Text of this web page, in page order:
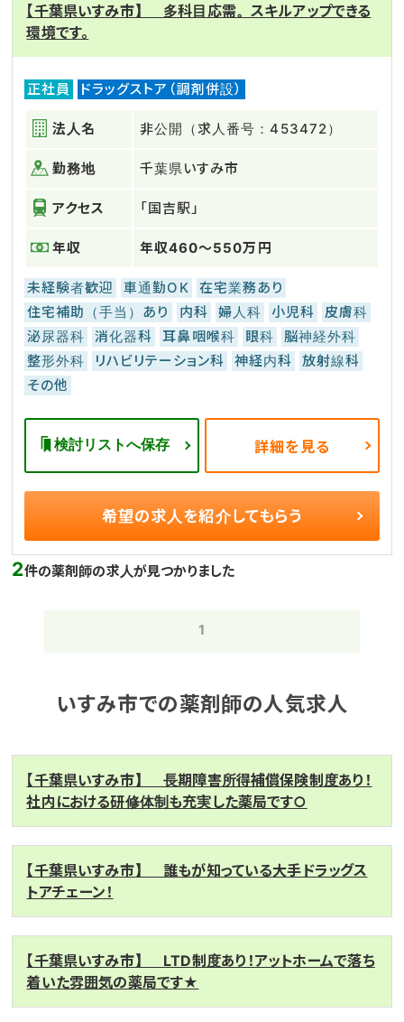
【千葉県いすみ市】 多科目応需。スキルアップできる
環境です。
正社員 ドラッグストア（調剤併設）
法人名 非公開（求人番号：453472）
勤務地 千葉県いすみ市
アクセス 「国吉駅」
年収 年収460～550万円
未経験者歓迎 車通勤OK
在宅業務あり
住宅補助（手当）あり
内科 婦人科 小児科
皮膚科
泌尿器科
消化器科 耳鼻咽喉科 眼科
脳神経外科
整形外科
リハビリテーション科 神経内科
放射線科
その他
検討リストへ保存 詳細を見る
希望の求人を紹介してもらう
2件の薬剤師の求人が見つかりました
1
いすみ市での薬剤師の人気求人
【千葉県いすみ市】 長期障害所得補償保険制度あり！
社内における研修体制も充実した薬局です○
【千葉県いすみ市】 誰もが知っている大手ドラッグス
トアチェーン！
【千葉県いすみ市】 LTD制度あり！アットホームで落ち
着いた雰囲気の薬局です★